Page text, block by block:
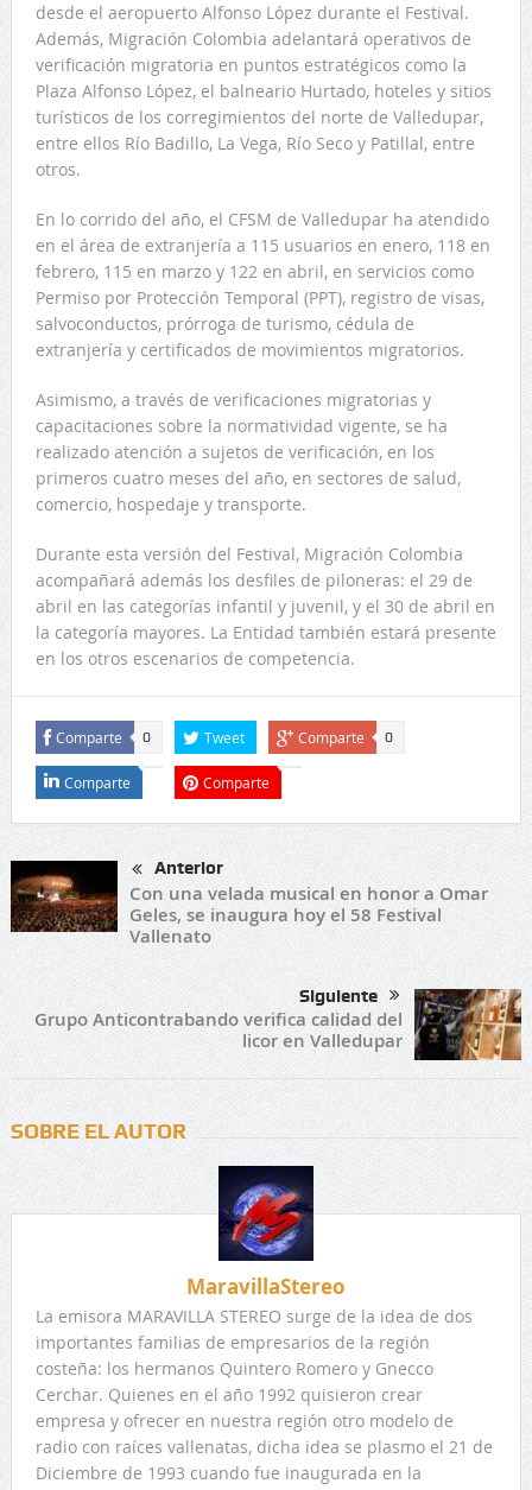
desde el aeropuerto Alfonso López durante el Festival.
Además, Migración Colombia adelantará operativos de
verificación migratoria en puntos estratégicos como la
Plaza Alfonso López, el balneario Hurtado, hoteles y sitios
turísticos de los corregimientos del norte de Valledupar,
entre ellos Río Badillo, La Vega, Río Seco y Patillal, entre
otros.
En lo corrido del año, el CFSM de Valledupar ha atendido
en el área de extranjería a 115 usuarios en enero, 118 en
febrero, 115 en marzo y 122 en abril, en servicios como
Permiso por Protección Temporal (PPT), registro de visas,
salvoconductos, prórroga de turismo, cédula de
extranjería y certificados de movimientos migratorios.
Asimismo, a través de verificaciones migratorias y
capacitaciones sobre la normatividad vigente, se ha
realizado atención a sujetos de verificación, en los
primeros cuatro meses del año, en sectores de salud,
comercio, hospedaje y transporte.
Durante esta versión del Festival, Migración Colombia
acompañará además los desfiles de piloneras: el 29 de
abril en las categorías infantil y juvenil, y el 30 de abril en
la categoría mayores. La Entidad también estará presente
en los otros escenarios de competencia.
Comparte 0 Tweet Comparte 0
Comparte Comparte
Anterior
Con una velada musical en honor a Omar
Geles, se inaugura hoy el 58 Festival
Vallenato
Siguiente
Grupo Anticontrabando verifica calidad del
licor en Valledupar
SOBRE EL AUTOR
MaravillaStereo
La emisora MARAVILLA STEREO surge de la idea de dos
importantes familias de empresarios de la región
costeña: los hermanos Quintero Romero y Gnecco
Cerchar. Quienes en el año 1992 quisieron crear
empresa y ofrecer en nuestra región otro modelo de
radio con raíces vallenatas, dicha idea se plasmo el 21 de
Diciembre de 1993 cuando fue inaugurada en la